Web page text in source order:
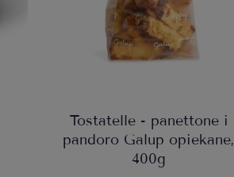
Tostatelle - panettone i
pandoro Galup opiekane,
400g